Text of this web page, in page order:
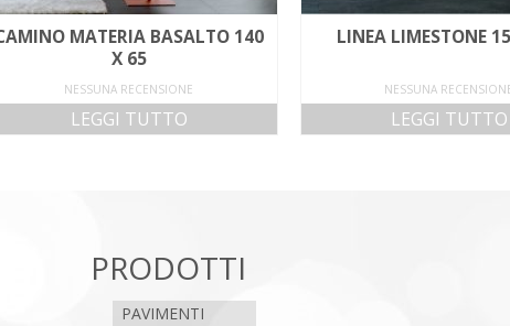
MATERIA BASALTO 140
X 65
NESSUNA RECENSIONE
LEGGI TUTTO
LINEA LIMESTONE
NESSUNA
LEGGI TUTTO
PRODOTTI
PAVIMENTI